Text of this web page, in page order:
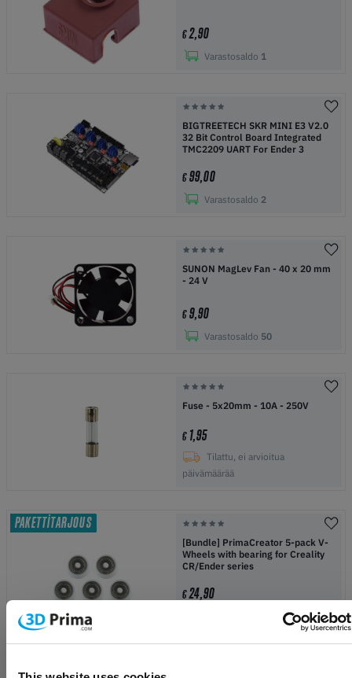
€2,90
Varastosaldo 1
BIGTREETECH SKR MINI E3 V2.0
32 Bit Control Board Integrated
TMC2209 UART For Ender 3
€99,00
Varastosaldo 2
SUNON MagLev Fan - 40 x 20 mm
- 24 V
€9,90
Varastosaldo 50
Fuse - 5x20mm - 10A - 250V
€1,95
Tilattu, ei arvioitua
päivämäärää
PAKETTITARJOUS
[Bundle] PrimaCreator 5-pack V-
Wheels with bearing for Creality
CR/Ender series
€24,90
Tilattu, ei arvioitua